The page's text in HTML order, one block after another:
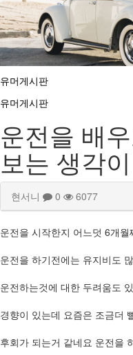
면허취득
자동차 갤러리
갤러리
유머게시판
유머게시판
운전을 배
보는 생각
현서니 0 6077
운전을 시작한지 어느덧 6개
운전을 하기전에는 유지비도
운전하는것에 대한 두려움도
경향이 있는데 요즘은 조금더
후회가 되는거 같네요 운전을